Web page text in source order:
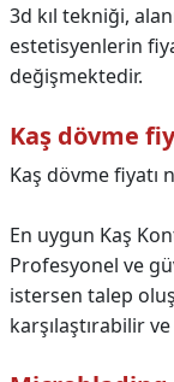
3d kıl tekniği,
estetisyenlerin
değişmektedir.
Kaş dövme
Kaş dövme fiyatı
En uygun Kaş
Profesyonel ve
istersen talep
karşılaştırabilir